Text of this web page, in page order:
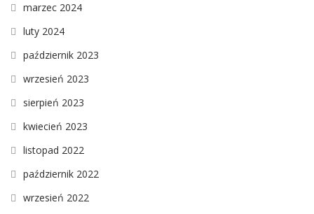
marzec 2024
luty 2024
październik 2023
wrzesień 2023
sierpień 2023
kwiecień 2023
listopad 2022
październik 2022
wrzesień 2022